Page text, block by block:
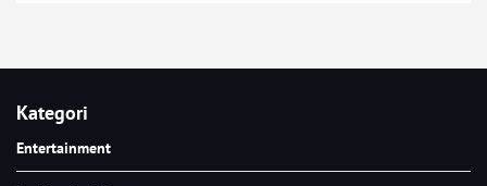
Kategori
Entertainment